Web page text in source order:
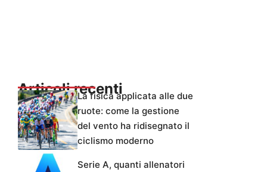
Articoli recentiLa fisica applicata alle due
ruote: come la gestione
del vento ha ridisegnato il
ciclismo moderno
Serie A, quanti allenatori